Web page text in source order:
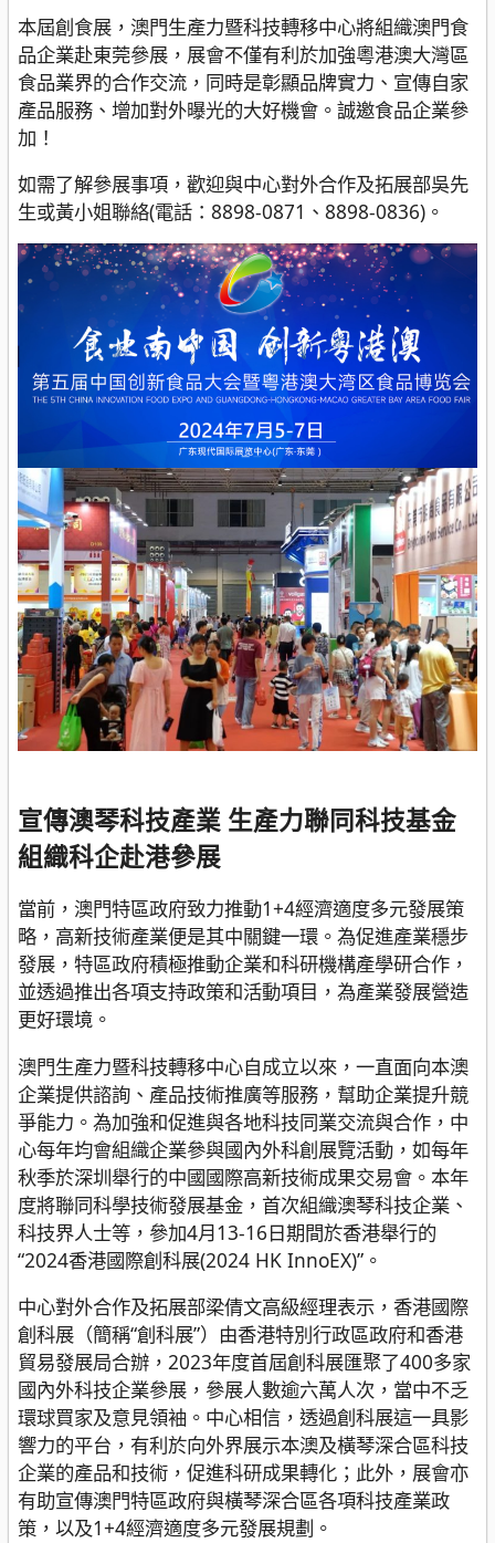
本屆創食展，澳門生產力暨科技轉移中心將組織澳門食
品企業赴東莞參展，展會不僅有利於加強粵港澳大灣區
食品業界的合作交流，同時是彰顯品牌實力、宣傳自家
產品服務、增加對外曝光的大好機會。誠邀食品企業參
加！
如需了解參展事項，歡迎與中心對外合作及拓展部吳先
生或黃小姐聯絡(電話：8898-0871、8898-0836)。
宣傳澳琴科技產業 生產力聯同科技基金
組織科企赴港參展
當前，澳門特區政府致力推動1+4經濟適度多元發展策
略，高新技術產業便是其中關鍵一環。為促進產業穩步
發展，特區政府積極推動企業和科研機構產學研合作，
並透過推出各項支持政策和活動項目，為產業發展營造
更好環境。
澳門生產力暨科技轉移中心自成立以來，一直面向本澳
企業提供諮詢、產品技術推廣等服務，幫助企業提升競
爭能力。為加強和促進與各地科技同業交流與合作，中
心每年均會組織企業參與國內外科創展覽活動，如每年
秋季於深圳舉行的中國國際高新技術成果交易會。本年
度將聯同科學技術發展基金，首次組織澳琴科技企業、
科技界人士等，參加4月13-16日期間於香港舉行的
“2024香港國際創科展(2024 HK InnoEX)”。
中心對外合作及拓展部梁倩文高級經理表示，香港國際
創科展（簡稱“創科展”）由香港特別行政區政府和香港
貿易發展局合辦，2023年度首屆創科展匯聚了400多家
國內外科技企業參展，參展人數逾六萬人次，當中不乏
環球買家及意見領袖。中心相信，透過創科展這一具影
響力的平台，有利於向外界展示本澳及橫琴深合區科技
企業的產品和技術，促進科研成果轉化；此外，展會亦
有助宣傳澳門特區政府與橫琴深合區各項科技產業政
策，以及1+4經濟適度多元發展規劃。